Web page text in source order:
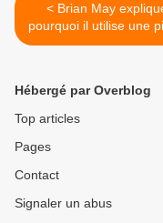
< Brian May explique
pourquoi il utilise une
de monnaie au lieu
Hébergé par Overblog
Top articles
Pages
Contact
Signaler un abus